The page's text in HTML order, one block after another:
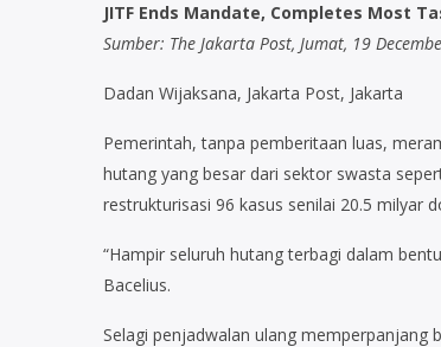
JITF Ends Mandate, Completes Most
Sumber: The Jakarta Post, Jumat, 19
Dadan Wijaksana, Jakarta Post, Jakarta
Pemerintah, tanpa pemberitaan luas,
hutang yang besar dari sektor swasta
restrukturisasi 96 kasus senilai 20.5 milyar
“Hampir seluruh hutang terbagi dalam
Bacelius.
Selagi penjadwalan ulang